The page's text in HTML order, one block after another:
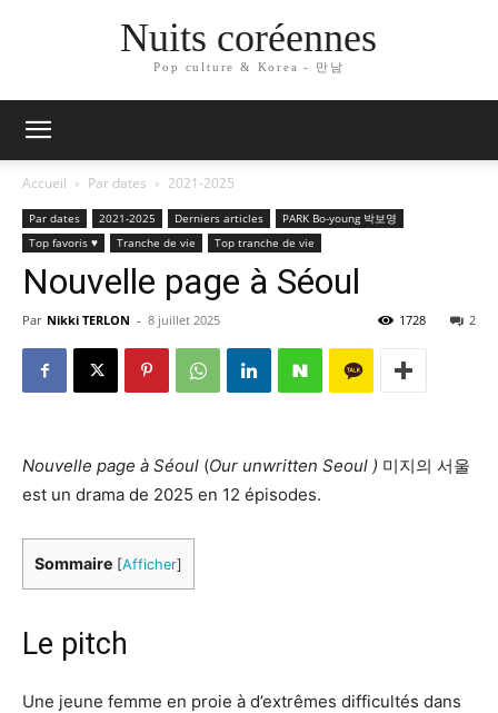
Nuits coréennes
Pop culture & Korea - 만남
Accueil Par dates 2021-2025
Par dates 2021-2025 Derniers articles
PARK Bo-young 박보영
Top favoris ♥
Tranche de vie Top tranche de vie
Nouvelle page à Séoul
Par Nikki TERLON - 8 juillet 2025 2
1728
Nouvelle page à Séoul (Our unwritten Seoul ) 미지의 서울
est un drama de 2025 en 12 épisodes.
Sommaire [Afficher]
Le pitch
Une jeune femme en proie à d’extrêmes difficultés dans